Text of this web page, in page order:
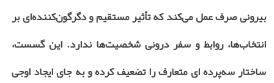
بیرونی صرف عمل می‌کند که تأثیر مستقیم و دگرگون‌کننده‌ای بر
انتخاب‌ها، روابط و سفر درونی شخصیت‌ها ندارد. این گسست،
ساختار سه‌پرده ای متعارف را تضعیف کرده و به جای ایجاد اوجی